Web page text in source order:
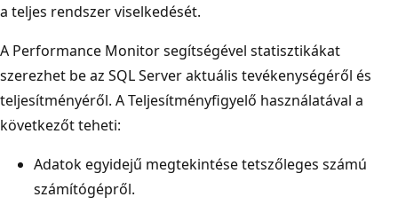
a teljes rendszer viselkedését.
A Performance Monitor segítségével statisztikákat
szerezhet be az SQL Server aktuális tevékenységéről és
teljesítményéről. A Teljesítményfigyelő használatával a
következőt teheti:
Adatok egyidejű megtekintése tetszőleges számú
számítógépről.